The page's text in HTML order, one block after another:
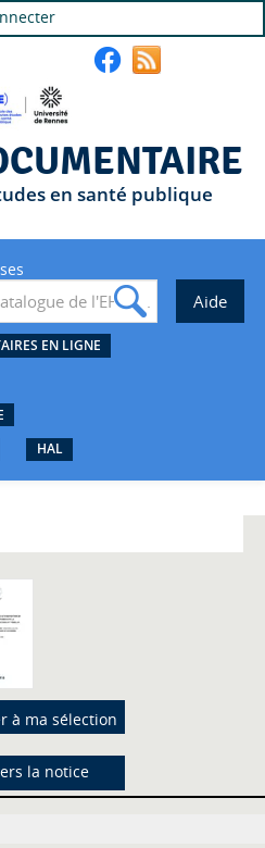
en santé publique
EN LIGNE
HAL
à ma sélection
la notice